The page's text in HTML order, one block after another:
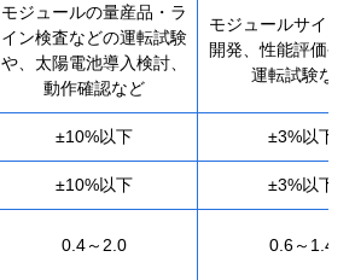
モジュールの量産品・ラ
イン検査などの運転試験
や、太陽電池導入検討、
動作確認など
モジュールサイズ
開発、性能評価や
運転試験など
±10%以下 ±3%以下
±10%以下 ±3%以下
0.4～2.0 0.6～1.4